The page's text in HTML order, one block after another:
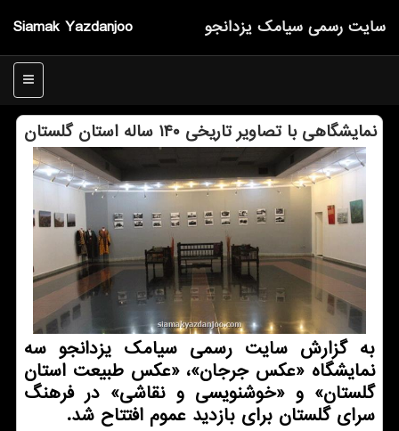
Siamak Yazdanjoo سایت رسمی سیامك یزدانجو
منو
نمایشگاهی با تصاویر تاریخی ۱۴۰ ساله استان گلستان
به گزارش سایت رسمی سیامك یزدانجو سه
نمایشگاه «عكس جرجان»، «عكس طبیعت استان
گلستان» و «خوشنویسی و نقاشی» در فرهنگ
سرای گلستان برای بازدید عموم افتتاح شد.